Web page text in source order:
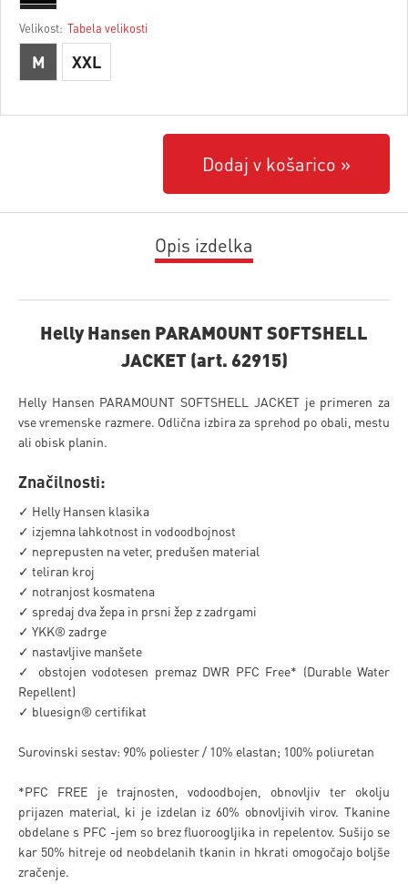
Velikost: Tabela velikosti
M XXL
Dodaj v košarico
Opis izdelka
Helly Hansen PARAMOUNT SOFTSHELL
JACKET (art. 62915)
Helly Hansen PARAMOUNT SOFTSHELL JACKET je primeren za
vse vremenske razmere. Odlična izbira za sprehod po obali, mestu
ali obisk planin.
Značilnosti:
✓ Helly Hansen klasika
✓ izjemna lahkotnost in vodoodbojnost
✓ neprepusten na veter, predušen material
✓ teliran kroj
✓ notranjost kosmatena
✓ spredaj dva žepa in prsni žep z zadrgami
✓ YKK® zadrge
✓ nastavljive manšete
✓ obstojen vodotesen premaz DWR PFC Free* (Durable Water
Repellent)
✓ bluesign® certifikat
Surovinski sestav: 90% poliester / 10% elastan; 100% poliuretan
*PFC FREE je trajnosten, vodoodbojen, obnovljiv ter okolju
prijazen material, ki je izdelan iz 60% obnovljivih virov. Tkanine
obdelane s PFC -jem so brez fluoroogljika in repelentov. Sušijo se
kar 50% hitreje od neobdelanih tkanin in hkrati omogočajo boljše
zračenje.